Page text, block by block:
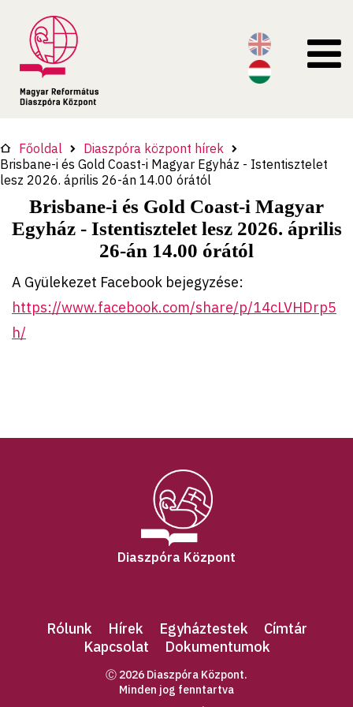
Főoldal
Diaszpóra központ hírek
Brisbane-i és Gold Coast-i Magyar Egyház - Istentisztelet
lesz 2026. április 26-án 14.00 órától
Brisbane-i és Gold Coast-i Magyar
Egyház - Istentisztelet lesz 2026. április
26-án 14.00 órától
A Gyülekezet Facebook bejegyzése:
https://www.facebook.com/share/p/14cLVHDrp5
h/
Diaszpóra Központ
Rólunk Hírek Egyháztestek
Címtár
Kapcsolat
Dokumentumok
Ⓒ 2026 Diaszpóra Központ.
Minden jog fenntartva